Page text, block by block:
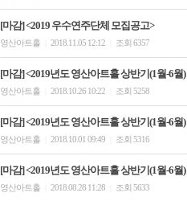
[마감] <2019 우수연주단체 모집공고>
영산아트홀 2018.11.05 12:12 조회 6357
[마감] <2019년도 영산아트홀 상반기(1월-6월
영산아트홀 2018.10.26 10:22 조회 5258
[마감] <2019년도 영산아트홀 상반기(1월-6월
영산아트홀 2018.10.01 09:49 조회 5316
[마감] <2019년도 영산아트홀 상반기(1월-6월
영산아트홀 2018.08.28 11:28 조회 5633